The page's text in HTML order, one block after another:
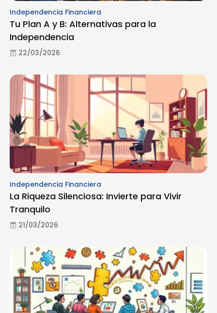
Independencia Financiera
Tu Plan A y B: Alternativas para la
Independencia
22/03/2026
Independencia Financiera
La Riqueza Silenciosa: Invierte para Vivir
Tranquilo
21/03/2026